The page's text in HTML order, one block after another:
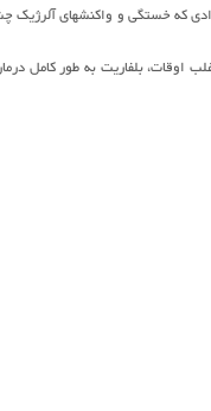
خستگی و واکنشهای آلرژیک
بلفاریت به طور کامل